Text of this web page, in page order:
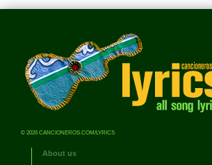
© 2026 CANCIONEROS.COM/LYRICS
About us